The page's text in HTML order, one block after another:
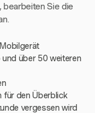
bearbeiten Sie die
und über 50 weiteren
für den Überblick
vergessen wird